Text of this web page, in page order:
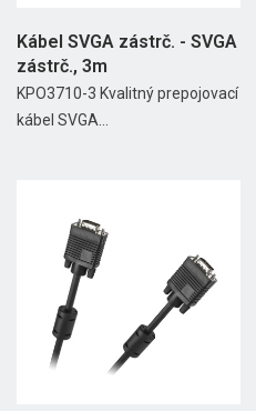
Kábel SVGA zástrč. - SVGA
zástrč., 3m
KPO3710-3 Kvalitný prepojovací
kábel SVGA...